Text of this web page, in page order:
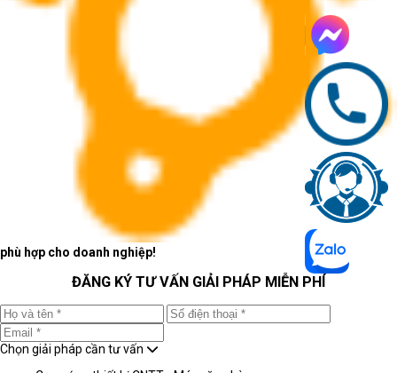
phù hợp cho doanh nghiệp!
ĐĂNG KÝ TƯ VẤN GIẢI PHÁP MIỄN PHÍ
Chọn giải pháp cần tư vấn